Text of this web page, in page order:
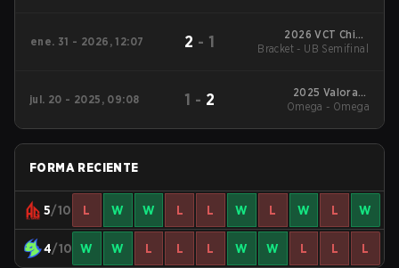
ene. 31 - 2026, 12:07 2 - 1
2026 VCT China
Kickoff
Bracket - UB Semifinal
jul. 20 - 2025, 09:08 1 - 2
2025 Valorant
Champions Tour:
Omega - Omega
FORMA RECIENTE
5/10 L W W L L W L W L W
4/10 W W L L L W W L L L